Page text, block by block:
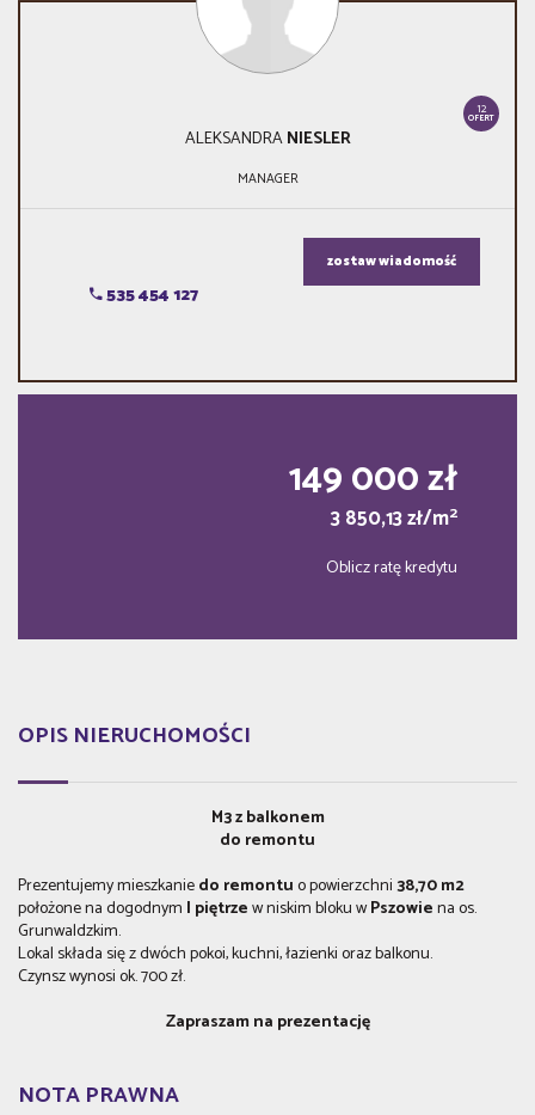
12
OFERT
ALEKSANDRANIESLER
MANAGER
535 454 127
zostaw wiadomość
149 000 zł
3 850,13 zł/m2
Oblicz ratę kredytu
OPIS NIERUCHOMOŚCI
M3 z balkonem
do remontu
Prezentujemy mieszkaniedo remontuo powierzchni38,70 m2
położone na dogodnym I piętrzew niskim bloku wPszowiena os.
Grunwaldzkim.
Lokal składa się z dwóch pokoi, kuchni, łazienki oraz balkonu.
Czynsz wynosi ok. 700 zł.
Zapraszam na prezentację
NOTA PRAWNA